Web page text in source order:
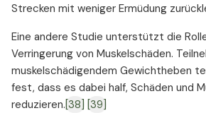
Strecken mit weniger Ermüdung
Eine andere Studie unterstützt die
Verringerung von Muskelschäden.
muskelschädigendem Gewichtheben
fest, dass es dabei half, Schäden und
reduzieren. [38]
[39]